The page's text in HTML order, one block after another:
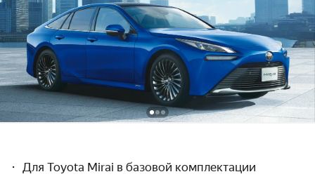
Для Toyota Mirai в базовой комплектации